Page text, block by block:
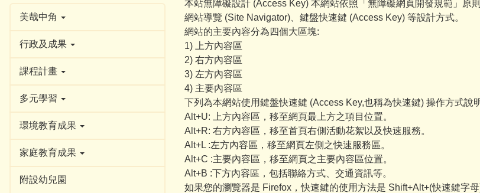
美哉中角
行政及成果
課程計畫
多元學習
環境教育成果
家庭教育成果
附設幼兒園
本站無障礙設計 (Access Key) 本網站依照「無障礙網頁開發規範」原
網站導覽 (Site Navigator)、鍵盤快速鍵 (Access Key) 等設計方式。
網站的主要內容分為四個大區塊:
1) 上方內容區
2) 右方內容區
3) 左方內容區
4) 主要內容區
下列為本網站使用鍵盤快速鍵 (Access Key,也稱為快速鍵) 操作方式說
Alt+U: 上方內容區，移至網頁最上方之項目位置。
Alt+R: 右方內容區，移至首頁右側活動花絮以及快速服務。
Alt+L :左方內容區，移至網頁左側之快速服務區。
Alt+C :主要內容區，移至網頁之主要內容區位置。
Alt+B :下方內容區，包括聯絡方式、交通資訊等。
如果您的瀏覽器是 Firefox，快速鍵的使用方法是 Shift+Alt+(快速鍵字